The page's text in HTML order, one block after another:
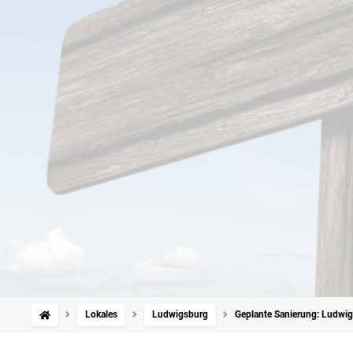
Lokales Ludwigsburg Geplante Sanierung: